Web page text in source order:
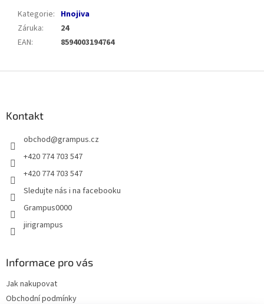
Kategorie: Hnojiva
Záruka:
24
EAN: 8594003194764
Kontakt
obchod@grampus.cz
+420 774 703 547
+420 774 703 547
Sledujte nás i na facebooku
Grampus0000
jirigrampus
Informace pro vás
Jak nakupovat
Obchodní podmínky